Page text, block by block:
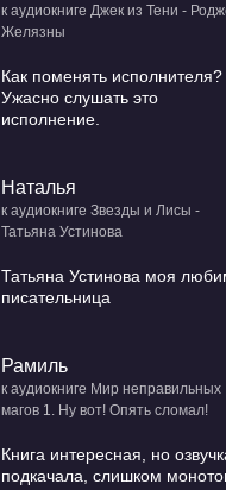
к аудиокниге Джек из Тени -
Желязны
Как поменять исполнителя?
Ужасно слушать это
исполнение.
Наталья
к аудиокниге Звезды и Лисы -
Татьяна Устинова
Татьяна Устинова моя
писательница
Рамиль
к аудиокниге Мир неправильных
магов 1. Ну вот! Опять сломал!
Книга интересная, но
подкачала, слишком